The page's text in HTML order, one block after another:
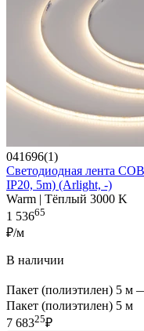
041696(1)
Светодиодная лента
IP20, 5m) (Arlight, -)
Warm | Тёплый 3000 K
1 53665
₽/м
В наличии
Пакет (полиэтилен) 5 м
Пакет (полиэтилен) 5 м
7 68325₽